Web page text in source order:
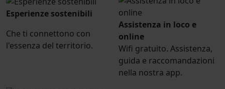
Esperienze sostenibili
Che ti connettono con
l'essenza del territorio.
Assistenza in loco e
online
Wifi gratuito. Assistenza,
guida e raccomandazioni
nella nostra app.